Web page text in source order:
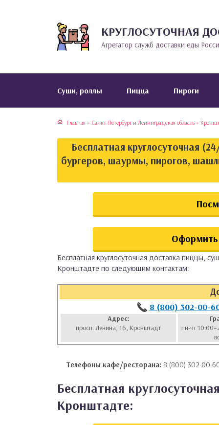
КРУГЛОСУТОЧНАЯ
Агрегатор служб доставки еды
Cуши, роллы Пицца Пироги
Главная » Санкт-Петербург и Ленинградская область »
Бесплатная круглосуточная
бургеров, шаурмы, пирогов,
Оформить
Бесплатная круглосуточная доставка пиццы,
Кронштадте по следующим контактам:
8 (800) 302-00-
Адрес:
просп. Ленина, 16, Кронштадт
пн-чт
Телефоны кафе/ресторана: 8 (800) 302-00-
Бесплатная
Кронштадте:
кухня